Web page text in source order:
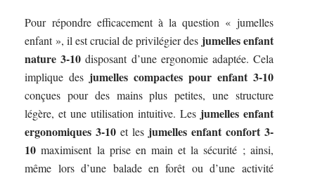
Pour répondre efficacement à la question « jumelles
enfant », il est crucial de privilégier des jumelles enfant
nature 3-10 disposant d’une ergonomie adaptée. Cela
implique des jumelles compactes pour enfant 3-10
conçues pour des mains plus petites, une structure
légère, et une utilisation intuitive. Les jumelles enfant
ergonomiques 3-10 et les jumelles enfant confort 3-
10 maximisent la prise en main et la sécurité ; ainsi,
même lors d’une balade en forêt ou d’une activité